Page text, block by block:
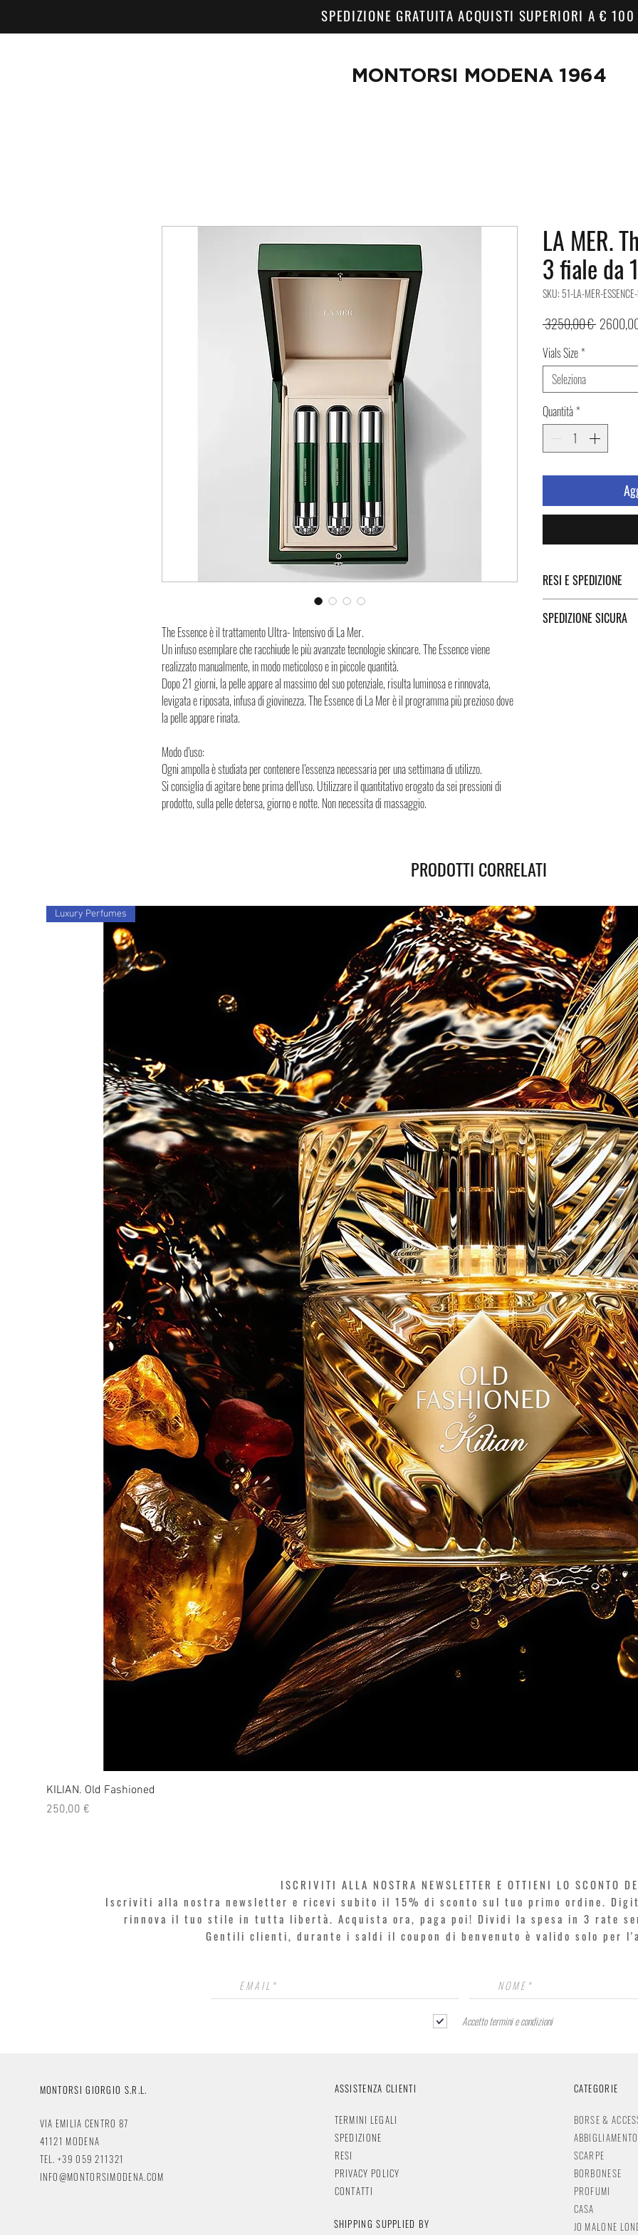
SPEDIZIONE GRATUITA ACQUISTI SUPERIORI A € 100
MONTORSI MODENA 1964
The Essence è il trattamento Ultra- Intensivo di La Mer.
Un infuso esemplare che racchiude le più avanzate tecnologie skincare. The Essence viene
realizzato manualmente, in modo meticoloso e in piccole quantità.
Dopo 21 giorni, la pelle appare al massimo del suo potenziale, risulta luminosa e rinnovata,
levigata e riposata, infusa di giovinezza. The Essence di La Mer è il programma più prezioso dove
la pelle appare rinata.
Modo d’uso:
Ogni ampolla è studiata per contenere l’essenza necessaria per una settimana di utilizzo.
Si consiglia di agitare bene prima dell’uso. Utilizzare il quantitativo erogato da sei pressioni di
prodotto, sulla pelle detersa, giorno e notte. Non necessita di massaggio.
LA MER.
3 fiale da
SKU: 51-LA-MER-
3250,00 € Prezzo
Vials Size*
Seleziona
Quantità*
RESI E SPEDIZIONE
Spedizione cliccando i
SPEDIZIONE SICURA
PRODOTTI CORRELATI
Luxury Perfumes
KILIAN. Old Fashioned
Prezzo
250,00 €
ISCRIVITI ALLA NOSTRA NEWSLETTER E OTTIENI LO SCONTO
Iscriviti alla nostra newsletter e ricevi subito il 15% di sconto sul tuo primo ordine. Digita
rinnova il tuo stile in tutta libertà. Acquista ora, paga poi! Dividi la spesa in 3 rate
Gentili clienti, durante i saldi il coupon di benvenuto è valido solo per
Accetto termini e condizioni
MONTORSI GIORGIO S.R.L.
VIA EMILIA CENTRO 87
41121 MODENA
TEL. +39 059 211321
INFO@MONTORSIMODENA.COM
ASSISTENZA CLIENTI
TERMINI LEGALI
SPEDIZIONE
RESI
PRIVACY POLICY
CONTATTI
SHIPPING SUPPLIED BY
CATEGORIE
BORSE &
ABBIGLIAMENTO
SCARPE
BORBONESE
PROFUMI
CASA
JO MALONE